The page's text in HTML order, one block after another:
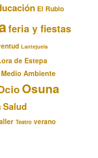
El Rubio
feria y fiestas
Lantejuela
de Estepa
Medio Ambiente
Osuna
Salud
Teatro verano